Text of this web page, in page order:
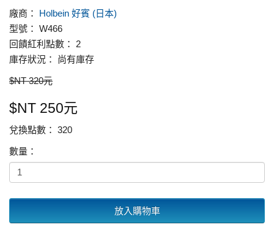
廠商： Holbein 好賓 (日本)
型號： W466
回饋紅利點數： 2
庫存狀況： 尚有庫存
$NT 320元
$NT 250元
兌換點數： 320
數量：
放入購物車